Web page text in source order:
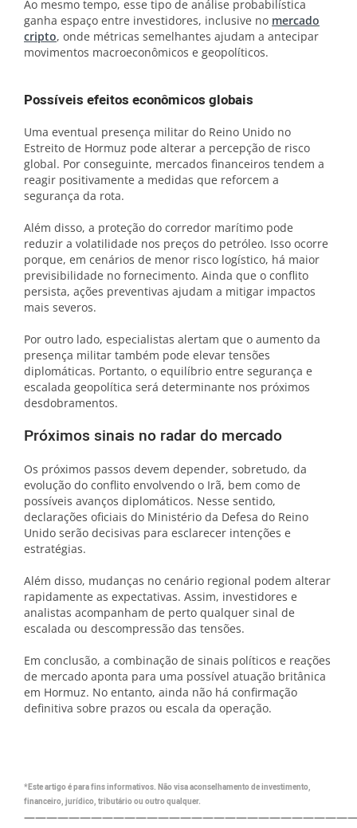
Ao mesmo tempo, esse tipo de análise probabilística
ganha espaço entre investidores, inclusive no mercado
cripto, onde métricas semelhantes ajudam a antecipar
movimentos macroeconômicos e geopolíticos.
Possíveis efeitos econômicos globais
Uma eventual presença militar do Reino Unido no
Estreito de Hormuz pode alterar a percepção de risco
global. Por conseguinte, mercados financeiros tendem a
reagir positivamente a medidas que reforcem a
segurança da rota.
Além disso, a proteção do corredor marítimo pode
reduzir a volatilidade nos preços do petróleo. Isso ocorre
porque, em cenários de menor risco logístico, há maior
previsibilidade no fornecimento. Ainda que o conflito
persista, ações preventivas ajudam a mitigar impactos
mais severos.
Por outro lado, especialistas alertam que o aumento da
presença militar também pode elevar tensões
diplomáticas. Portanto, o equilíbrio entre segurança e
escalada geopolítica será determinante nos próximos
desdobramentos.
Próximos sinais no radar do mercado
Os próximos passos devem depender, sobretudo, da
evolução do conflito envolvendo o Irã, bem como de
possíveis avanços diplomáticos. Nesse sentido,
declarações oficiais do Ministério da Defesa do Reino
Unido serão decisivas para esclarecer intenções e
estratégias.
Além disso, mudanças no cenário regional podem alterar
rapidamente as expectativas. Assim, investidores e
analistas acompanham de perto qualquer sinal de
escalada ou descompressão das tensões.
Em conclusão, a combinação de sinais políticos e reações
de mercado aponta para uma possível atuação britânica
em Hormuz. No entanto, ainda não há confirmação
definitiva sobre prazos ou escala da operação.
*Este artigo é para fins informativos. Não visa aconselhamento de investimento,
financeiro, jurídico, tributário ou outro qualquer.